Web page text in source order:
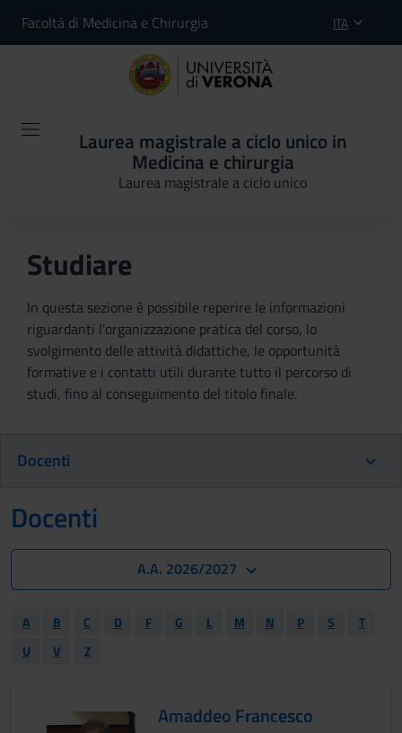
Facoltà di Medicina e Chirurgia ITA
Laurea magistrale a ciclo unico in
Medicina e chirurgia
Laurea magistrale a ciclo unico
Studiare
In questa sezione è possibile reperire le informazioni
riguardanti l'organizzazione pratica del corso, lo
svolgimento delle attività didattiche, le opportunità
formative e i contatti utili durante tutto il percorso di
studi, fino al conseguimento del titolo finale.
Docenti
Docenti
A.A. 2026/2027
A B C D F G L M N P S
T
U
V Z
Amaddeo Francesco